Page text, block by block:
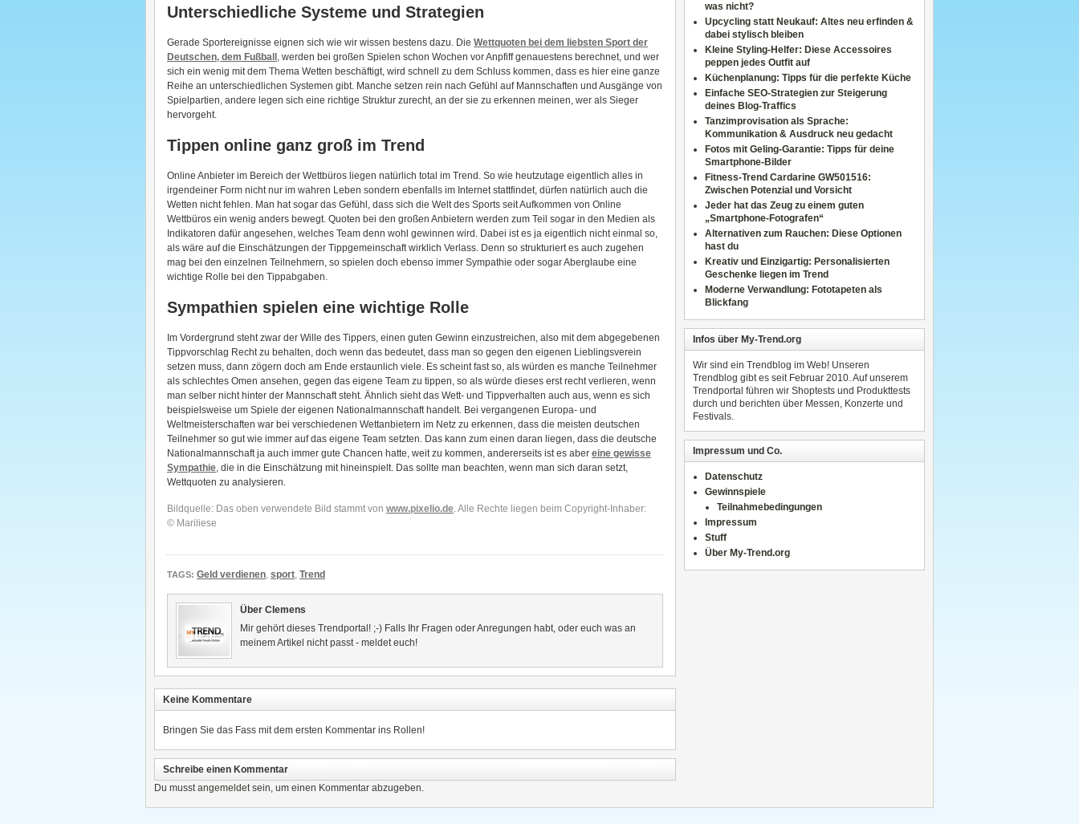
Unterschiedliche Systeme und Strategien
Gerade Sportereignisse eignen sich wie wir wissen bestens dazu. Die Wettquoten bei dem liebsten Sport der
Deutschen, dem Fußball , werden bei großen Spielen schon Wochen vor Anpfiff genauestens berechnet, und wer
sich ein wenig mit dem Thema Wetten beschäftigt, wird schnell zu dem Schluss kommen, dass es hier eine ganze
Reihe an unterschiedlichen Systemen gibt. Manche setzen rein nach Gefühl auf Mannschaften und Ausgänge von
Spielpartien, andere legen sich eine richtige Struktur zurecht, an der sie zu erkennen meinen, wer als Sieger
hervorgeht.
Tippen online ganz groß im Trend
Online Anbieter im Bereich der Wettbüros liegen natürlich total im Trend. So wie heutzutage eigentlich alles in
irgendeiner Form nicht nur im wahren Leben sondern ebenfalls im Internet stattfindet, dürfen natürlich auch die
Wetten nicht fehlen. Man hat sogar das Gefühl, dass sich die Welt des Sports seit Aufkommen von Online
Wettbüros ein wenig anders bewegt. Quoten bei den großen Anbietern werden zum Teil sogar in den Medien als
Indikatoren dafür angesehen, welches Team denn wohl gewinnen wird. Dabei ist es ja eigentlich nicht einmal so,
als wäre auf die Einschätzungen der Tippgemeinschaft wirklich Verlass. Denn so strukturiert es auch zugehen
mag bei den einzelnen Teilnehmern, so spielen doch ebenso immer Sympathie oder sogar Aberglaube eine
wichtige Rolle bei den Tippabgaben.
Sympathien spielen eine wichtige Rolle
Im Vordergrund steht zwar der Wille des Tippers, einen guten Gewinn einzustreichen, also mit dem abgegebenen
Tippvorschlag Recht zu behalten, doch wenn das bedeutet, dass man so gegen den eigenen Lieblingsverein
setzen muss, dann zögern doch am Ende erstaunlich viele. Es scheint fast so, als würden es manche Teilnehmer
als schlechtes Omen ansehen, gegen das eigene Team zu tippen, so als würde dieses erst recht verlieren, wenn
man selber nicht hinter der Mannschaft steht. Ähnlich sieht das Wett- und Tippverhalten auch aus, wenn es sich
beispielsweise um Spiele der eigenen Nationalmannschaft handelt. Bei vergangenen Europa- und
Weltmeisterschaften war bei verschiedenen Wettanbietern im Netz zu erkennen, dass die meisten deutschen
Teilnehmer so gut wie immer auf das eigene Team setzten. Das kann zum einen daran liegen, dass die deutsche
Nationalmannschaft ja auch immer gute Chancen hatte, weit zu kommen, andererseits ist es aber eine gewisse
Sympathie, die in die Einschätzung mit hineinspielt. Das sollte man beachten, wenn man sich daran setzt,
Wettquoten zu analysieren.
Bildquelle: Das oben verwendete Bild stammt von www.pixelio.de. Alle Rechte liegen beim Copyright-Inhaber:
© Mariliese
TAGS: Geld verdienen, sport, Trend
Über Clemens
Mir gehört dieses Trendportal! ;-) Falls Ihr Fragen oder Anregungen habt, oder euch was an
meinem Artikel nicht passt - meldet euch!
Keine Kommentare
Bringen Sie das Fass mit dem ersten Kommentar ins Rollen!
Schreibe einen Kommentar
Du musstangemeldetsein, um einen Kommentar abzugeben.
was nicht?
Upcycling statt Neukauf: Altes neu erfinden &
dabei stylisch bleiben
Kleine Styling-Helfer: Diese Accessoires
peppen jedes Outfit auf
Küchenplanung: Tipps für die perfekte Küche
Einfache SEO-Strategien zur Steigerung
deines Blog-Traffics
Tanzimprovisation als Sprache:
Kommunikation & Ausdruck neu gedacht
Fotos mit Geling-Garantie: Tipps für deine
Smartphone-Bilder
Fitness-Trend Cardarine GW501516:
Zwischen Potenzial und Vorsicht
Jeder hat das Zeug zu einem guten
„Smartphone-Fotografen“
Alternativen zum Rauchen: Diese Optionen
hast du
Kreativ und Einzigartig: Personalisierten
Geschenke liegen im Trend
Moderne Verwandlung: Fototapeten als
Blickfang
Infos über My-Trend.org
Wir sind ein Trendblog im Web! Unseren
Trendblog gibt es seit Februar 2010. Auf unserem
Trendportal führen wir Shoptests und Produkttests
durch und berichten über Messen, Konzerte und
Festivals.
Impressum und Co.
Datenschutz
Gewinnspiele
Teilnahmebedingungen
Impressum
Stuff
Über My-Trend.org